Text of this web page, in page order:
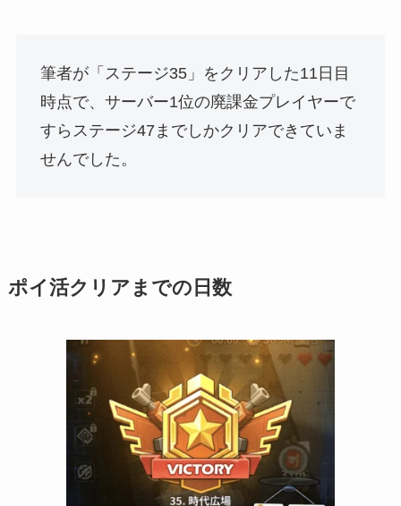
筆者が「ステージ35」をクリアした11日目
時点で、サーバー1位の廃課金プレイヤーで
すらステージ47までしかクリアできていま
せんでした。
ポイ活クリアまでの日数